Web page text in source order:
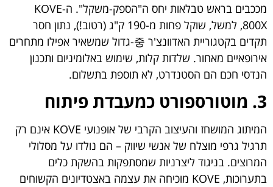
מככבים בראש טבלאות יחס ה"הספק-משקל". ה-KOVE
800X, למשל, שוקל פחות מ-190 ק"ג (רטוב!), נתון חסר
תקדים בקטגוריית האדוונצ'ר 중-גדול שמשאיר אפילו מתחרים
אירופאיים מאחור. שלדות קלות, שימוש באלומיניום ותכנון
הנדסי חכם הם הסטנדרט, לא תוספת בתשלום.
3. מוטורספורט כמעבדת פיתוח
המיתוג המושחז והעיצוב הקרבי של אופנועי KOVE אינם רק
תרגיל גרפי מוצלח של אנשי שיווק – הם נולדו על מסלולי
המרוצים. בניגוד ליצרניות שמסתפקות בהשקת כלים
בתערוכות, KOVE מוכיחה את עצמה באצטדיונים הקשוחים